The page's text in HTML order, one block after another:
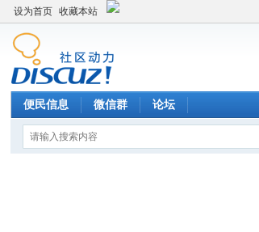
设为首页 收藏本站
便民信息 微信群 论坛